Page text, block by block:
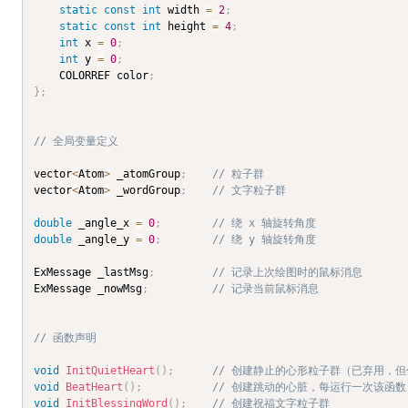
static const int width = 2 ;
static const int height = 4 ;
int x = 0 ;
int y = 0 ;
	COLORREF color
;
} ;
// 全局变量定义
vector<Atom> _atomGroup ;
// 粒子群
vector<Atom> _wordGroup ; // 文字粒子群
double _angle_x = 0 ;
// 绕 x 轴旋转角度
double _angle_y = 0 ; // 绕 y 轴旋转角度
ExMessage _lastMsg ;
// 记录上次绘图时的鼠标消息
ExMessage _nowMsg ; // 记录当前鼠标消息
// 函数声明
void InitQuietHeart ( ) ;
// 创建静止的心形粒子群（已弃用，但
void
BeatHeart ( ) ;
// 创建跳动的心脏，每运行一次该函数
void
InitBlessingWord ( ) ;
// 创建祝福文字粒子群